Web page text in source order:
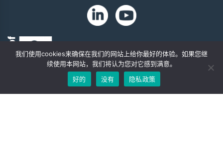
版权 2024 年。Zip-Chem® 产品。
我们使用cookies来确保在我们的网站上给你最好的体验。如果您继
续使用本网站，我们将认为您对它感到满意。
好的
没有 隐私政策